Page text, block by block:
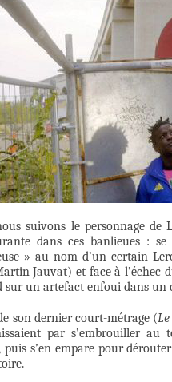
suivons le personnage de
dans ces banlieues :
» au nom d’un certain
Jauvat) et face à l’échec
sur un artefact enfoui dans un
son dernier court-métrage (
par s’embrouiller
puis s’en empare pour